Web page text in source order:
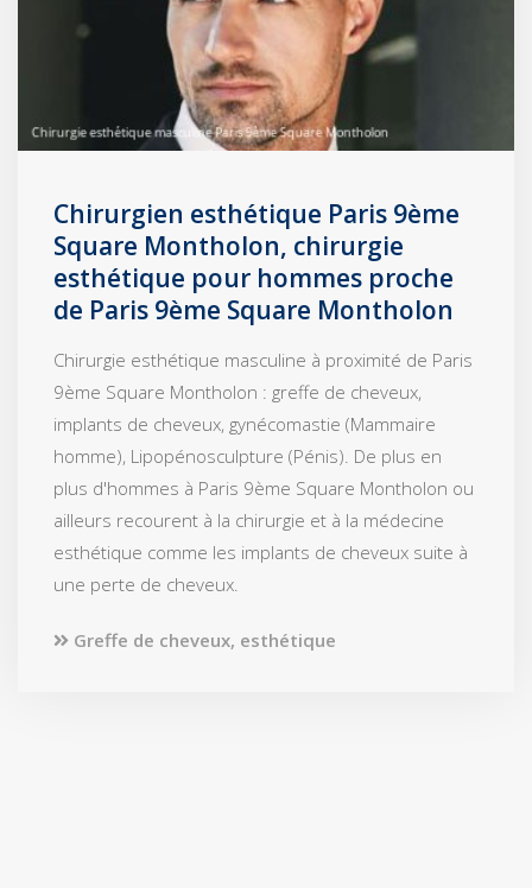
Chirurgien esthétique Paris 9ème
Square Montholon, chirurgie
esthétique pour hommes proche
de Paris 9ème Square Montholon
Chirurgie esthétique masculine à proximité de Paris
9ème Square Montholon : greffe de cheveux,
implants de cheveux, gynécomastie (Mammaire
homme), Lipopénosculpture (Pénis). De plus en
plus d'hommes à Paris 9ème Square Montholon ou
ailleurs recourent à la chirurgie et à la médecine
esthétique comme les implants de cheveux suite à
une perte de cheveux.
Greffe de cheveux, esthétique